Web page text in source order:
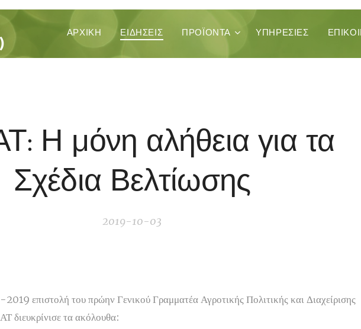
ΑΡΧΙΚΉ ΕΙΔΗΣΕΙΣ ΠΡΟΪΌΝΤΑ ΥΠΗΡΕΣΊΕΣ
Η μόνη αλήθεια για τα
Σχέδια Βελτίωσης
2019-10-03
επιστολή του πρώην Γενικού Γραμματέα Αγροτικής Πολιτικής και Διαχείρισης
διευκρίνισε τα ακόλουθα: